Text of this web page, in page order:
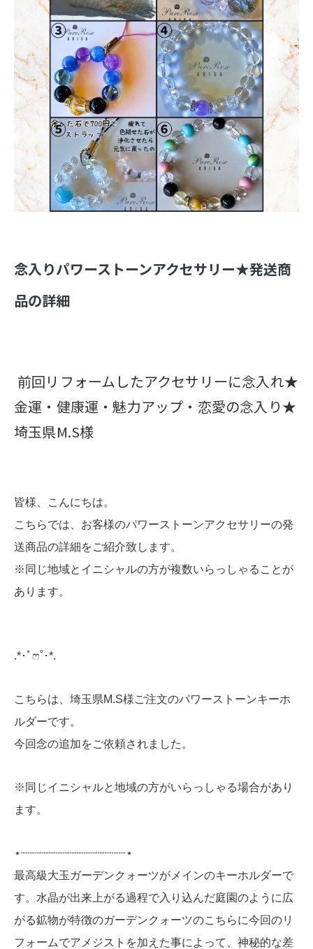
念入りパワーストーンアクセサリー★発送商
品の詳細
前回リフォームしたアクセサリーに念入れ★
金運・健康運・魅力アップ・恋愛の念入り★
埼玉県M.S様
皆様、こんにちは。
こちらでは、お客様のパワーストーンアクセサリーの発
送商品の詳細をご紹介致します。
※同じ地域とイニシャルの方が複数いらっしゃることが
あります。
.*･ﾟෆ˚･*.
こちらは、埼玉県M.S様ご注文のパワーストーンキーホ
ルダーです。
今回念の追加をご依頼されました。
※同じイニシャルと地域の方がいらっしゃる場合があり
ます。
⋆┈┈┈┈┈┈┈┈┈┈┈┈┈┈┈⋆
最高級大玉ガーデンクォーツがメインのキーホルダーで
す。水晶が出来上がる過程で入り込んだ庭園のように広
がる鉱物が特徴のガーデンクォーツのこちらに今回のリ
フォームでアメジストを加えた事によって、神秘的な差